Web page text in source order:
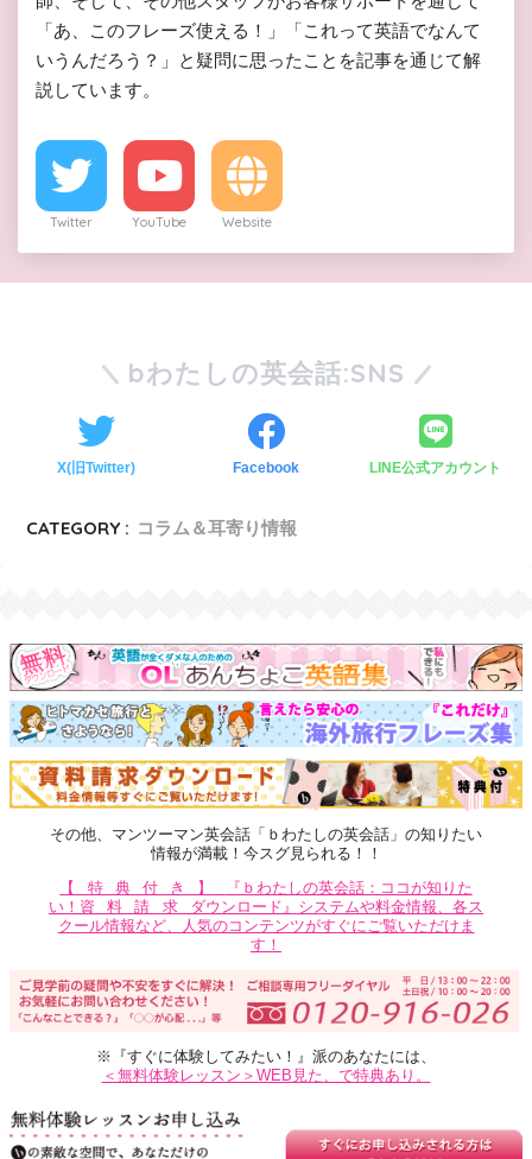
「あ、このフレーズ使える！」「これって英語でなんて
いうんだろう？」と疑問に思ったことを記事を通じて解
説しています。
Twitter YouTube Website
bわたしの英会話:SNS
X(旧Twitter) Facebook LINE公式アカウント
CATEGORY : コラム＆耳寄り情報
その他、マンツーマン英会話「ｂわたしの英会話」の知りたい
情報が満載！今スグ見られる！！
【特典付き】
『ｂわたしの英会話：ココが知りた
い！ 資料請求 ダウンロード』システムや料金情報、各ス
クール情報など、人気のコンテンツがすぐにご覧いただけま
す！
※『すぐに体験してみたい！』派のあなたには、
＜無料体験レッスン＞WEB見た、で特典あり。